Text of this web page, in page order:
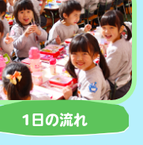
1日の流れ